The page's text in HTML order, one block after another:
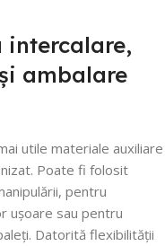
intercalare,
ambalare
utile materiale auxiliare
Poate fi folosit
pentru
ușoare sau pentru
Datorită flexibilității